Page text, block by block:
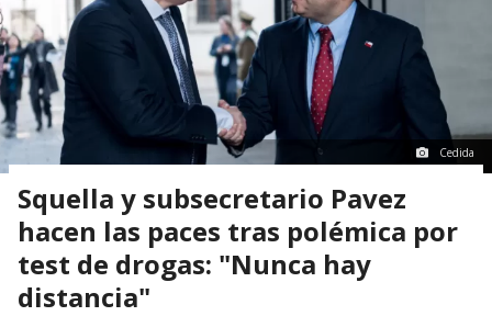
Cedida
Squella y subsecretario Pavez
hacen las paces tras polémica por
test de drogas: "Nunca hay
distancia"